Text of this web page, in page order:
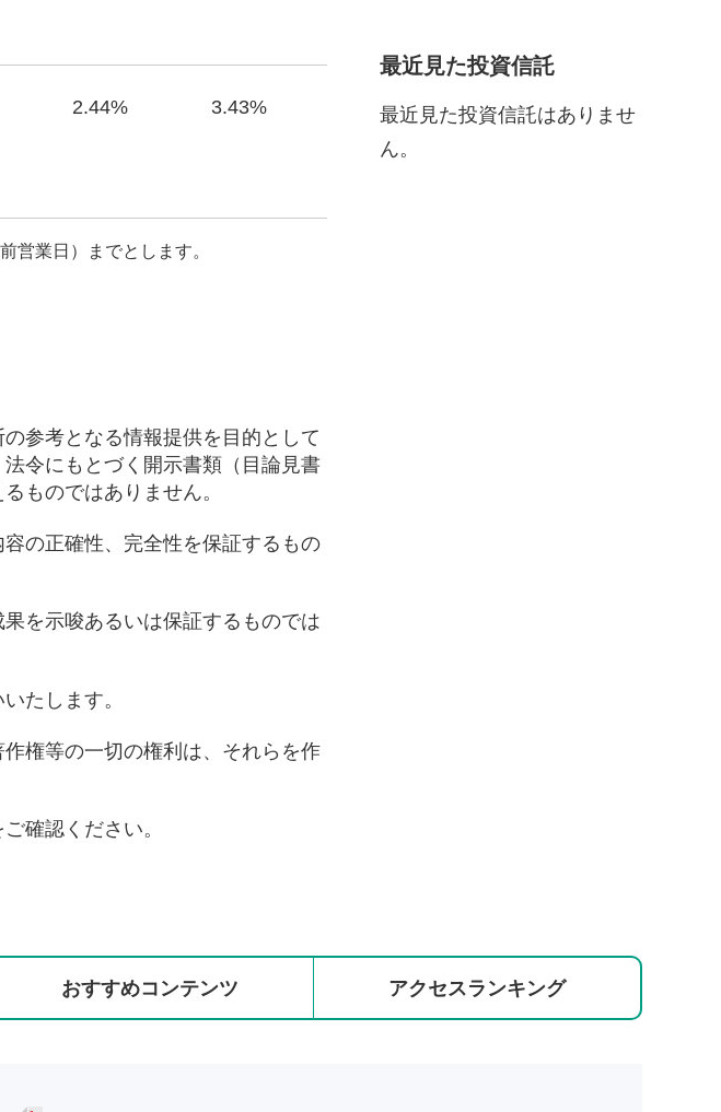
2.44% 3.43%
営業日）までとします。
参考となる情報提供を目的として
令にもとづく開示書類（目論見書
ものではありません。
の正確性、完全性を保証するもの
を示唆あるいは保証するものでは
たします。
権等の一切の権利は、それらを作
確認ください。
最近見た投資信託
最近見た投資信託はありませ
ん。
おすすめコンテンツ アクセスランキング